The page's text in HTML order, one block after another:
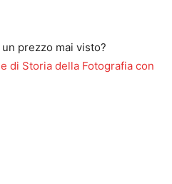
prezzo mai visto?
di Storia della Fotografia con